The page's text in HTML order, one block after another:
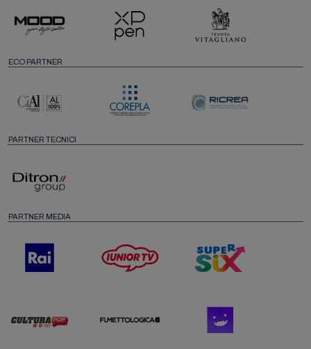
ECO PARTNER
PARTNER TECNICI
PARTNER MEDIA